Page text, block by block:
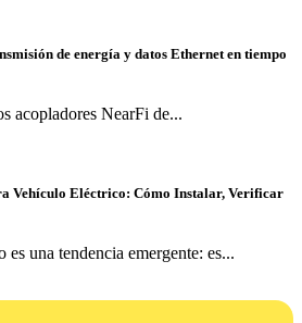
de energía y datos Ethernet en tiempo
acopladores NearFi de...
Vehículo Eléctrico: Cómo Instalar, Verificar
una tendencia emergente: es...